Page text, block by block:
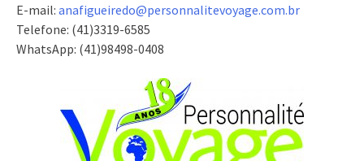
E-mail: anafigueiredo@personnalitevoyage.com.br
Telefone: (41)3319-6585
WhatsApp: (41)98498-0408